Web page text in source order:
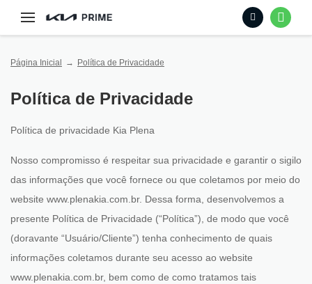
Página Inicial Política de Privacidade
Política de Privacidade
Política de privacidade Kia Plena
Nosso compromisso é respeitar sua privacidade e garantir o sigilo
das informações que você fornece ou que coletamos por meio do
website www.plenakia.com.br. Dessa forma, desenvolvemos a
presente Política de Privacidade (“Política”), de modo que você
(doravante “Usuário/Cliente”) tenha conhecimento de quais
informações coletamos durante seu acesso ao website
www.plenakia.com.br, bem como de como tratamos tais